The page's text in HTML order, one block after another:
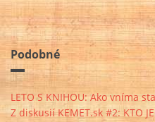
Podobné
LETO S KNIHOU: Ako vníma
Z diskusií KEMET.sk #2: KTO